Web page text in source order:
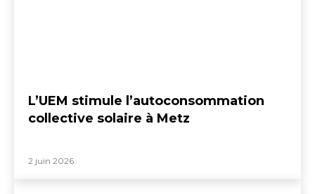
L’UEM stimule l’autoconsommation
collective solaire à Metz
2 juin 2026